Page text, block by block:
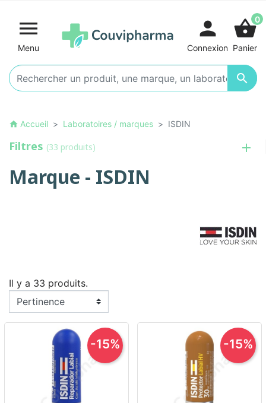

Menu

person
Connexion
shopping_basket0
Panier
home Accueil Laboratoires / marques ISDIN
Filtres (33 produits)
Marque - ISDIN
Il y a 33 produits.
-15% -15%